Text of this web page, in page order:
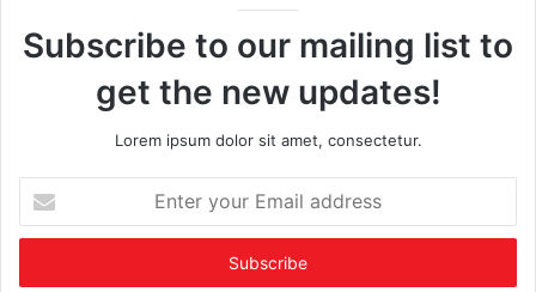
Subscribe to our mailing list to
get the new updates!
Lorem ipsum dolor sit amet, consectetur.
your
Email